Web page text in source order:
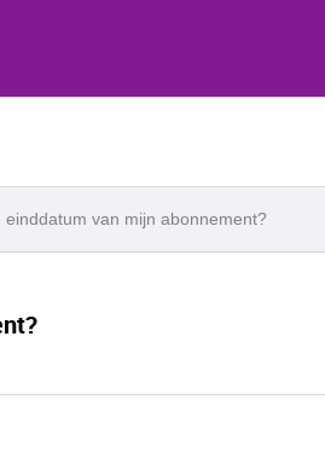
einddatum van mijn abonnement?